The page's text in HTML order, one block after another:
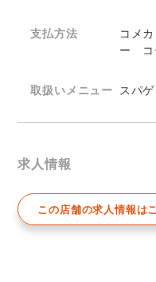
支払方法
コメ
ー コ
取扱いメニュー スパ
求人情報
この店舗の求人情報は